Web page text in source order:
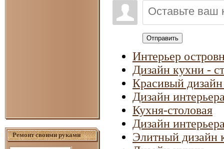
Ремонт своими руками
Отправить
Интерьер
Дизайн кухни -
Красивый
Дизайн
Кухня-столовая
Дизайн
Элитный дизайн